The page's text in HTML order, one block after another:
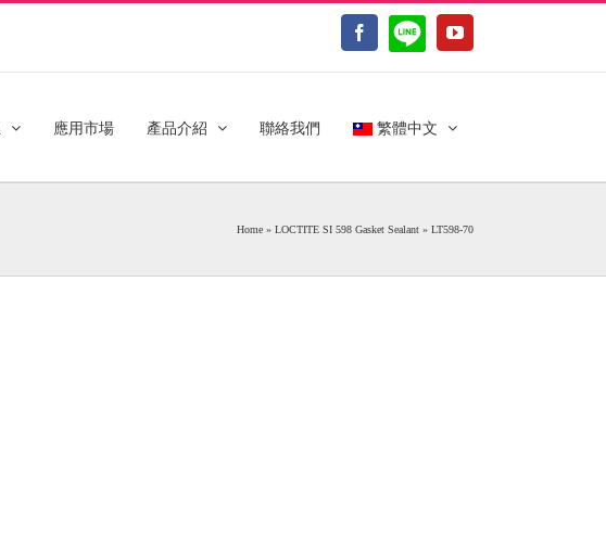
Facebook
LINE@ YouTube
應用市場 產品介紹 聯絡我們 繁體中文
Home » LOCTITE SI 598 Gasket Sealant » LT598-70